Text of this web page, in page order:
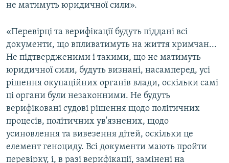
не матимуть юридичної сили».
«Перевірці та верифікації будуть піддані всі
документи, що впливатимуть на життя кримчан...
Не підтвердженими і такими, що не матимуть
юридичної сили, будуть визнані, насамперед, усі
рішення окупаційних органів влади, оскільки самі
ці органи були незаконними. Не будуть
верифіковані судові рішення щодо політичних
процесів, політичних ув'язнених, щодо
усиновлення та вивезення дітей, оскільки це
елемент геноциду. Всі документи мають пройти
перевірку, і, в разі верифікації, замінені на